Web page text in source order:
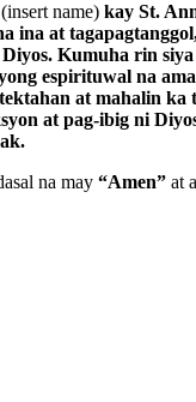
(insert name) kay St.
ina at
Diyos. Kumuha rin
espirituwal na
at mahalin ka
at pag-ibig ni
na may “Amen” at